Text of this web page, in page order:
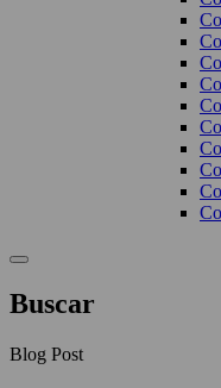
Buscar
Blog Post